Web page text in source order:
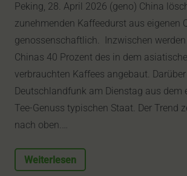
Peking, 28. April 2026 (geno) China
zunehmenden Kaffeedurst aus eigenen
genossenschaftlich. Inzwischen
Chinas 40 Prozent des in dem
verbrauchten Kaffees angebaut.
Deutschlandfunk am Dienstag aus dem
Tee-Genuss typischen Staat. Der Trend
nach oben.…
Weiterlesen